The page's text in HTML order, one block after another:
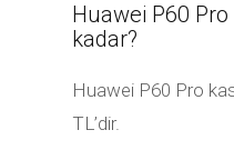
Huawei P60
kadar?
Huawei P60 Pro
TL’dir.